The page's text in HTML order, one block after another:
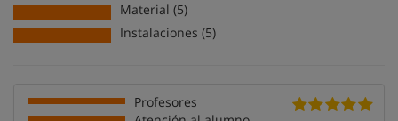
Material (5)
Instalaciones (5)
Profesores